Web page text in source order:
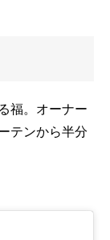
福。オーナー
テンから半分